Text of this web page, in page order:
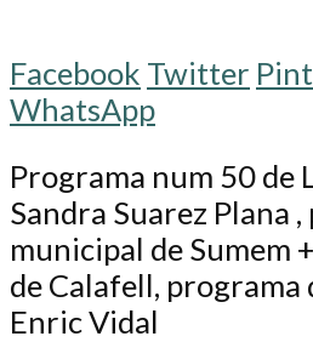
Facebook Twitter
WhatsApp
Programa num 50 de
Sandra Suarez Plana
municipal de Sumem
de Calafell,
Enric Vidal